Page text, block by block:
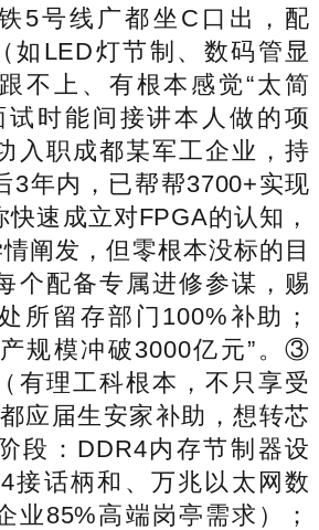
5号线广都坐C口出，配
如LED灯节制、数码管显
不上、有根本感觉“太简
试时能间接讲本人做的项
入职成都某军工企业，持
3年内，已帮帮3700+实现
速成立对FPGA的认知，
阐发，但零根本没标的目
个配备专属进修参谋，赐
所留存部门100%补助；
规模冲破3000亿元”。③
有理工科根本，不只享受
应届生安家补助，想转芯
段：DDR4内存节制器设
接话柄和、万兆以太网数
业85%高端岗亭需求）；